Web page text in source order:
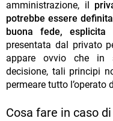
amministrazione, il
potrebbe essere
buona fede, esplicita
presentata dal privato
appare ovvio che in
decisione, tali principi
permeare tutto
Cosa fare in caso